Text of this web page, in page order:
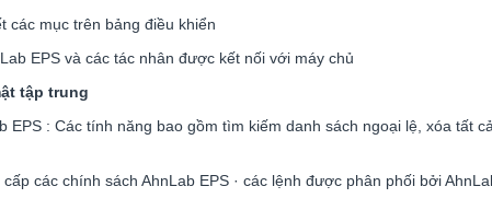
các mục trên bảng điều khiển
EPS và các tác nhân được kết nối với máy chủ
tập trung
: Các tính năng bao gồm tìm kiếm danh sách ngoại lệ, xóa tất
các chính sách AhnLab EPS · các lệnh được phân phối bởi